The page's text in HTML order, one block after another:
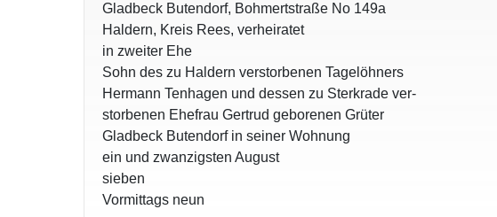
Gladbeck Butendorf, Bohmertstraße No 149a
Haldern, Kreis Rees, verheiratet
in zweiter Ehe
Sohn des zu Haldern verstorbenen Tagelöhners
Hermann Tenhagen und dessen zu Sterkrade ver-
storbenen Ehefrau Gertrud geborenen Grüter
Gladbeck Butendorf in seiner Wohnung
ein und zwanzigsten August
sieben
Vormittags neun